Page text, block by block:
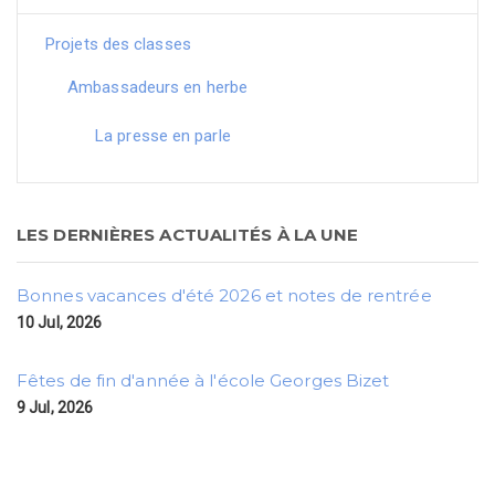
Projets des classes
Ambassadeurs en herbe
La presse en parle
LES DERNIÈRES ACTUALITÉS À LA UNE
Bonnes vacances d'été 2026 et notes de rentrée
10 Jul, 2026
Fêtes de fin d'année à l'école Georges Bizet
9 Jul, 2026